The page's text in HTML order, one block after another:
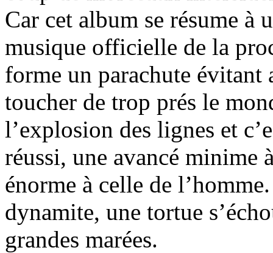
Car cet album se résume à
musique officielle de la
forme un parachute évitant
toucher de trop prés le
l’explosion des lignes et
réussi, une avancé minime
énorme à celle de
dynamite, une tortue
grandes marées.